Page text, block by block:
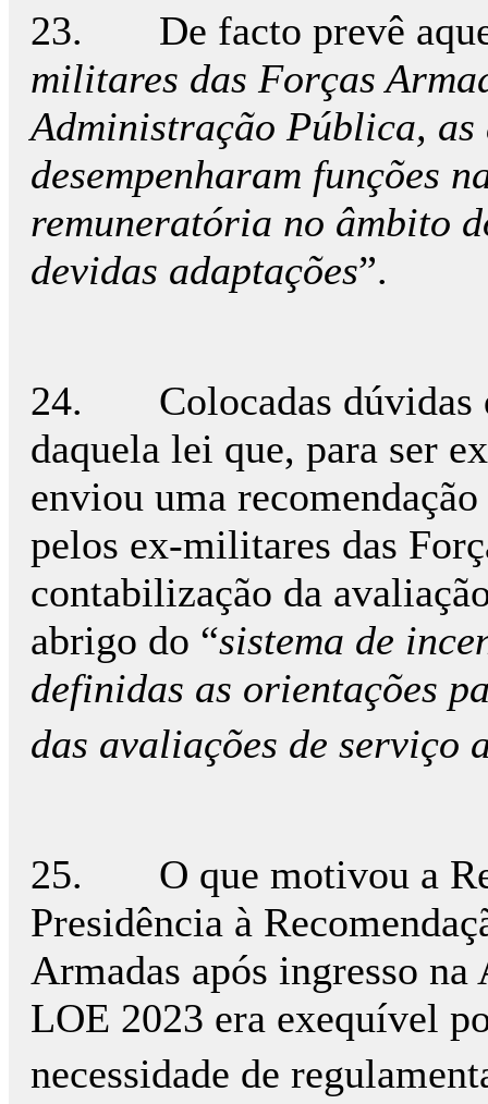
23. De facto prevê
militares das Forças
Administração Pública, as
desempenharam funções
remuneratória no âmbito
devidas adaptações”.
24. Colocadas dúvidas
daquela lei que, para ser
enviou uma
pelos ex-militares das
contabilização da
abrigo do “sistema de
definidas as orientações
das avaliações de
25. O que motivou a
Presidência à
Armadas após ingresso
LOE 2023 era exequível
necessidade de